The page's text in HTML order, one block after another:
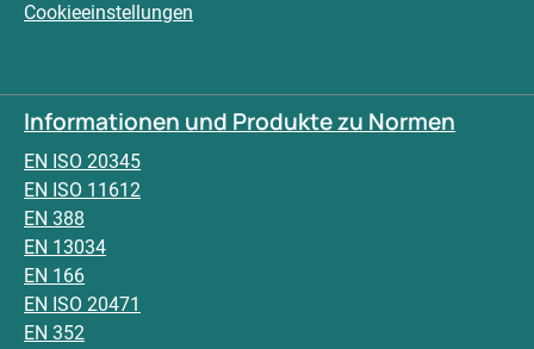
Cookieeinstellungen
Informationen und Produkte zu Normen
EN ISO 20345
EN ISO 11612
EN 388
EN 13034
EN 166
EN ISO 20471
EN 352